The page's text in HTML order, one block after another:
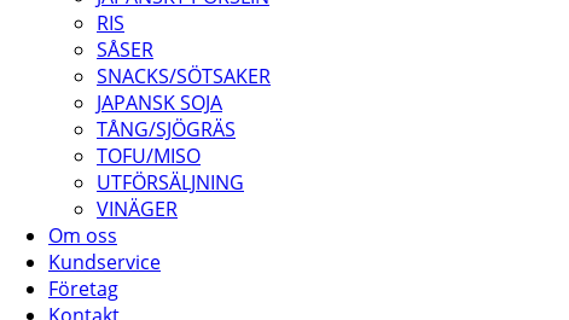
RIS
SÅSER
SNACKS/SÖTSAKER
JAPANSK SOJA
TÅNG/SJÖGRÄS
TOFU/MISO
UTFÖRSÄLJNING
VINÄGER
Om oss
Kundservice
Företag